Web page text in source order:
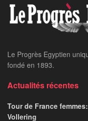
Unesco:
salue le
à la
Anani